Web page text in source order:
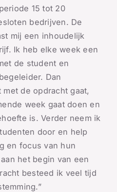
15 tot 20
bedrijven. De
mij een inhoudelijk
Ik heb elke week een
de student en
Dan
de opdracht gaat,
week gaat doen en
is. Verder neem ik
door en help
en focus van hun
het begin van een
besteed ik veel tijd